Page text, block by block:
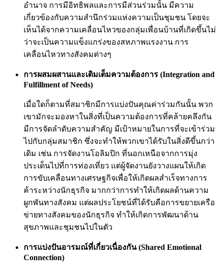
อำนาจ การมีอิทธิพลและการมีส่วนร่วมนั้น มีความ
เกี่ยวข้องกับความสำนึกร่วมแห่งความเป็นชุมชน โดยจะ
เห็นได้จากความเคลื่อนไหวของกลุ่มเพื่อนบ้านที่เกิดขึ้นไม่
ว่าจะเป็นความแข็งแกร่งของสหภาพแรงงาน การ
เคลื่อนไหวทางสังคมต่างๆ
การผสมผสานและเติมเต็มความต้องการ (Integration and
Fulfillment of Needs)
เมื่อใดก็ตามที่สมาชิกมีการแบ่งปันคุณค่าร่วมกันนั้น พวก
เขามักจะมองหาในสิ่งที่เป็นความต้องการที่คล้ายคลึงกัน
มีการจัดลำดับความสำคัญ มีเป้าหมายในการที่จะเข้าร่วม
ไปกับกลุ่มสมาชิก ซึ่งจะทำให้พวกเขาได้รับในสิ่งดีขึ้นกว่า
เดิม เช่น การจัดงานโอลิมปิก ที่นอกเหนือจากการมุ่ง
ประเด็นไปที่การท่องเที่ยว แต่ผู้จัดงานยังวางแผนให้เกิด
การขับเคลื่อนทางเศรษฐกิจเพื่อให้เกิดผลสำเร็จทางการ
ค้าระหว่างนักธุรกิจ มากกว่าการทำให้เกิดผลด้านความ
ผูกพันทางสังคม แต่ผลประโยชน์ที่ได้รับคือการขยายเครือ
ข่ายทางสังคมของนักธุรกิจ ทำให้เกิดการพัฒนาด้าน
สุขภาพและชุมชนไปในตัว
การแบ่งปันอารมณ์ที่เกี่ยวเนื่องกัน (Shared Emotional
Connection)